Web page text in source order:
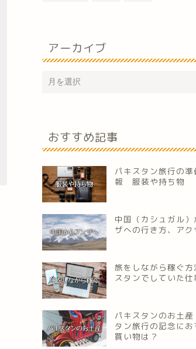
アーカイブ
おすすめ記事
パキスタン旅行の準
報 服装や持ち物
中国（カシュガル）
ザへの行き方、アク
旅をしながら稼ぐ
スタンでしていた仕
パキスタンのお土
タン旅行の記念にお
買い物は？